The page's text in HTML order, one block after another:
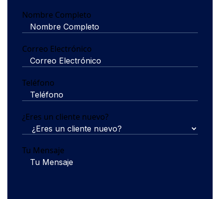
Nombre Completo
Correo Electrónico
Teléfono
¿Eres un cliente nuevo?
Tu Mensaje